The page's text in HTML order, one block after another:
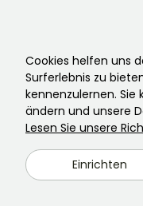
Cookies helfen uns
Surferlebnis zu
kennenzulernen. Sie
ändern und unsere
Lesen Sie unsere
Einrichten
IHRE